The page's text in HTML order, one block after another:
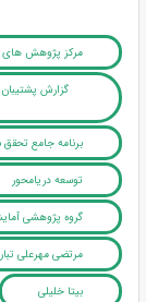
مرکز پژوهش های
گزارش
برنامه جامع
توسعه دریامحور
گروه پژوهشی
مرتضی مهرعلی
بیتا خلیلی